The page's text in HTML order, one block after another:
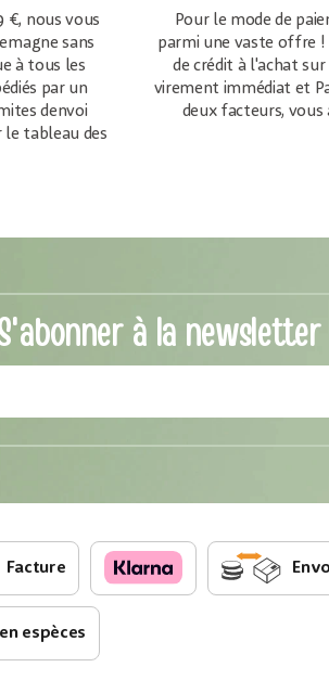
€, nous vous
sans
à tous les
par un
denvoi
tableau des
Pour le mode de
parmi une vaste offre !
de crédit à l'achat
virement immédiat et
deux facteurs, vous
à la newsletter
Facture
espèces